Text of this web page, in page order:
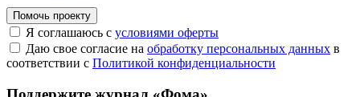
Помочь проекту
Я соглашаюсь с условиями оферты
Даю свое согласие на обработку персональных данных в
соответствии с Политикой конфиденциальности